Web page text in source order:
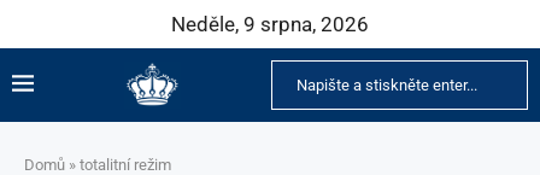
Neděle, 9 srpna, 2026
Domů » totalitní režim